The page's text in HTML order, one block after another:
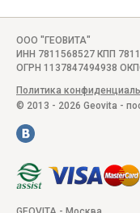
ООО "ГЕОВИТА"
ИНН 7811568527 КПП
ОГРН 1137847494938
Политика
© 2013 - 2026 Geovita -